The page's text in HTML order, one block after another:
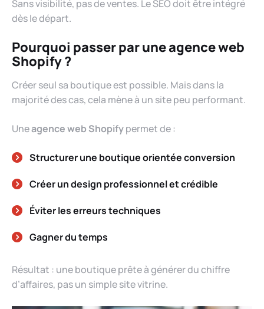
Sans visibilité, pas de ventes. Le SEO doit être intégré
dès le départ.
Pourquoi passer par une agence web
Shopify ?
Créer seul sa boutique est possible. Mais dans la
majorité des cas, cela mène à un site peu performant.
Uneagence web Shopifypermet de :
Structurer une boutique orientée conversion
Créer un design professionnel et crédible
Éviter les erreurs techniques
Gagner du temps
Résultat : une boutique prête à générer du chiffre
d’affaires, pas un simple site vitrine.